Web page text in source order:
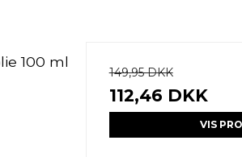
100 ml
149,95 DKK
112,46 DKK
VIS